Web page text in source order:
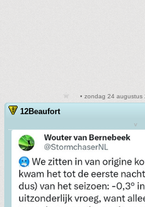
• zondag 24 augustus
12Beaufort
v